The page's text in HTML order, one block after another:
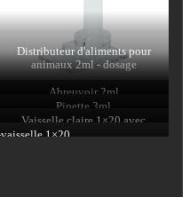
Distributeur d'aliments pour
animaux 2ml - dosage
Abreuvoir 2ml
Pipette 3ml
Vaisselle claire 1×20 avec
éponge
1×20